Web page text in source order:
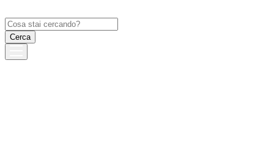
Ricerca
per: